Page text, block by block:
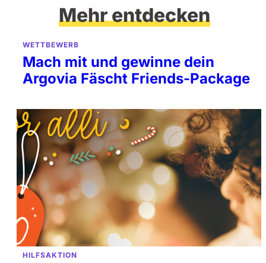
Mehr entdecken
WETTBEWERB
Mach mit und gewinne dein
Argovia Fäscht Friends-Package
HILFSAKTION